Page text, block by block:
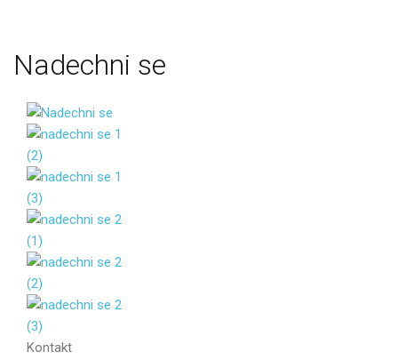
Nadechni se
Kontakt